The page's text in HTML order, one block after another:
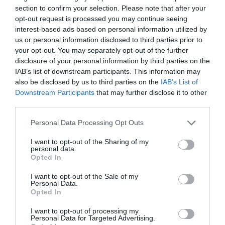
section to confirm your selection. Please note that after your
opt-out request is processed you may continue seeing
interest-based ads based on personal information utilized by
us or personal information disclosed to third parties prior to
your opt-out. You may separately opt-out of the further
disclosure of your personal information by third parties on the
IAB’s list of downstream participants. This information may
also be disclosed by us to third parties on the IAB’s List of
Downstream Participants that may further disclose it to other
Please note that this website/app uses one or more Google
not limited to your visit or usage behaviour. You may click to
grant or deny consent to Google and its third-party tags to
use your data for below specified purposes in below Google
consent section.
Personal Data Processing Opt Outs
I want to opt-out of the Sharing of my
personal data.
Opted In
I want to opt-out of the Sale of my
Personal Data.
Opted In
I want to opt-out of processing my
Personal Data for Targeted Advertising.
Σύμφωνα με όσα καταγράφονται από μαρτυρίες που έχουν
δει το φως της δημοσιότητας,
η άτυχη γυναίκα φέρεται να
φώναζε «μη, γιατί;» την ώρα της επίθεσης, μια φράση που
αποτυπώνει την απέλπιδα προσπάθεια που έκανε μέχρι
την τελευταία στιγμή να σωθεί από τα χέρια του
δολοφόνου. Άνθρωπος που βρέθηκε κοντά στο σημείο
περιγράφει ότι οι αστυνομικοί έπαθαν σοκ, όταν ο
41χρονος άνοιξε την πόρτα έχοντας αίματα πάνω του,
και τον συλλάβουν.
ΔΕΙΤΕ ΤΟ ΒΙΝΤΕΟ ΕΔΩ
Το διαβάσαμε εδώ
Δείτε και αυτά
Τι δείχνει η πρώτη έκθεση επιτήρησης για τον
αφθώδη πυρετό στη Λέσβο – «Η αντιμετώπισή του